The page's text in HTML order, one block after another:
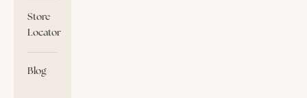
Store
Locator
Blog